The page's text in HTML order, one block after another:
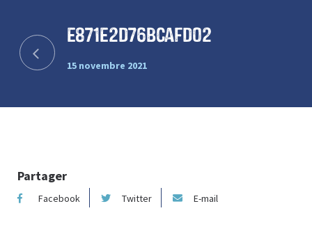
e871e2d76bcafd02
15 novembre 2021
Partager
Facebook Twitter E-mail